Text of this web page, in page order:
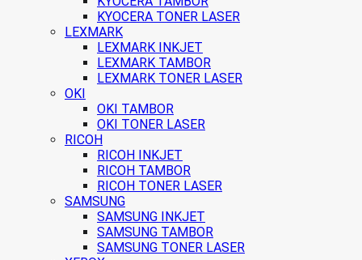
KYOCERA TONER LASER
LEXMARK
LEXMARK INKJET
LEXMARK TAMBOR
LEXMARK TONER LASER
OKI
OKI TAMBOR
OKI TONER LASER
RICOH
RICOH INKJET
RICOH TAMBOR
RICOH TONER LASER
SAMSUNG
SAMSUNG INKJET
SAMSUNG TAMBOR
SAMSUNG TONER LASER